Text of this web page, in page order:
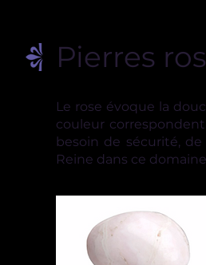
Pierres
Le rose évoque la
couleur
besoin de sécurité,
Reine dans ce